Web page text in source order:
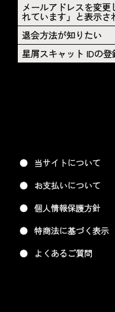
メールアドレスを変
れています」と表示さ
退会方法が知りたい
星屑スキャット IDの
当サイトについて
お支払いについて
個人情報保護方針
特商法に基づく表示
よくあるご質問